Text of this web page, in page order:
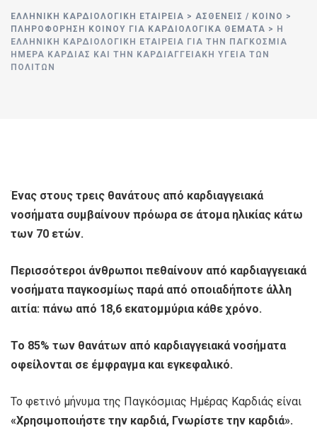
ΕΛΛΗΝΙΚΉ ΚΑΡΔΙΟΛΟΓΙΚΉ ΕΤΑΙΡΕΊΑ > ΑΣΘΕΝΕΊΣ / ΚΟΙΝΌ >
ΠΛΗΡΟΦΌΡΗΣΗ ΚΟΙΝΟΎ ΓΙΑ ΚΑΡΔΙΟΛΟΓΙΚΆ ΘΈΜΑΤΑ > Η
ΕΛΛΗΝΙΚΉ ΚΑΡΔΙΟΛΟΓΙΚΉ ΕΤΑΙΡΕΊΑ ΓΙΑ ΤΗΝ ΠΑΓΚΌΣΜΙΑ
ΗΜΈΡΑ ΚΑΡΔΙΆΣ ΚΑΙ ΤΗΝ ΚΑΡΔΙΑΓΓΕΙΑΚΉ ΥΓΕΊΑ ΤΩΝ
ΠΟΛΙΤΏΝ
Ένας στους τρεις θανάτους από καρδιαγγειακά
νοσήματα συμβαίνουν πρόωρα σε άτομα ηλικίας κάτω
των 70 ετών.
Περισσότεροι άνθρωποι πεθαίνουν από καρδιαγγειακά
νοσήματα παγκοσμίως παρά από οποιαδήποτε άλλη
αιτία: πάνω από 18,6 εκατομμύρια κάθε χρόνο.
Το 85% των θανάτων από καρδιαγγειακά νοσήματα
οφείλονται σε έμφραγμα και εγκεφαλικό.
Το φετινό μήνυμα της Παγκόσμιας Ημέρας Καρδιάς είναι
«Χρησιμοποιήστε την καρδιά, Γνωρίστε την καρδιά».